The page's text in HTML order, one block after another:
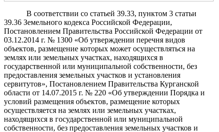
В соответствии со статьей 39.33, пунктом 3 статьи
39.36 Земельного кодекса Российской Федерации,
Постановлением Правительства Российской Федерации от
03.12.2014 г. № 1300 «Об утверждении перечня видов
объектов, размещение которых может осуществляться на
землях или земельных участках, находящихся в
государственной или муниципальной собственности, без
предоставления земельных участков и установления
сервитутов», Постановлением Правительства Курганской
области от 14.07.2015 г. № 220 «Об утверждении Порядка и
условий размещения объектов, размещение которых
осуществляется на землях или земельных участках,
находящихся в государственной или муниципальной
собственности, без предоставления земельных участков и